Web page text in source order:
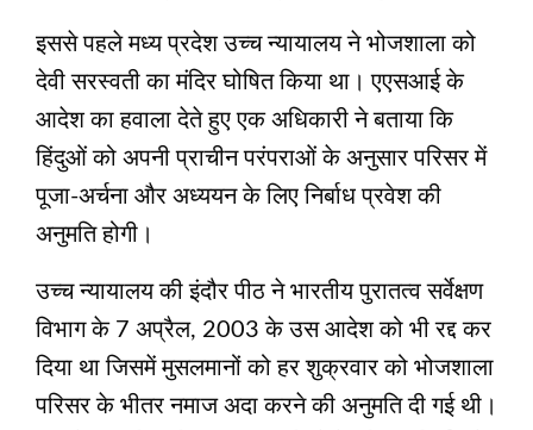
इससे पहले मध्य प्रदेश उच्च न्यायालय ने भोजशाला को
देवी सरस्वती का मंदिर घोषित किया था। एएसआई के
आदेश का हवाला देते हुए एक अधिकारी ने बताया कि
हिंदुओं को अपनी प्राचीन परंपराओं के अनुसार परिसर में
पूजा-अर्चना और अध्ययन के लिए निर्बाध प्रवेश की
अनुमति होगी।
उच्च न्यायालय की इंदौर पीठ ने भारतीय पुरातत्व सर्वेक्षण
विभाग के 7 अप्रैल, 2003 के उस आदेश को भी रद्द कर
दिया था जिसमें मुसलमानों को हर शुक्रवार को भोजशाला
परिसर के भीतर नमाज अदा करने की अनुमति दी गई थी।